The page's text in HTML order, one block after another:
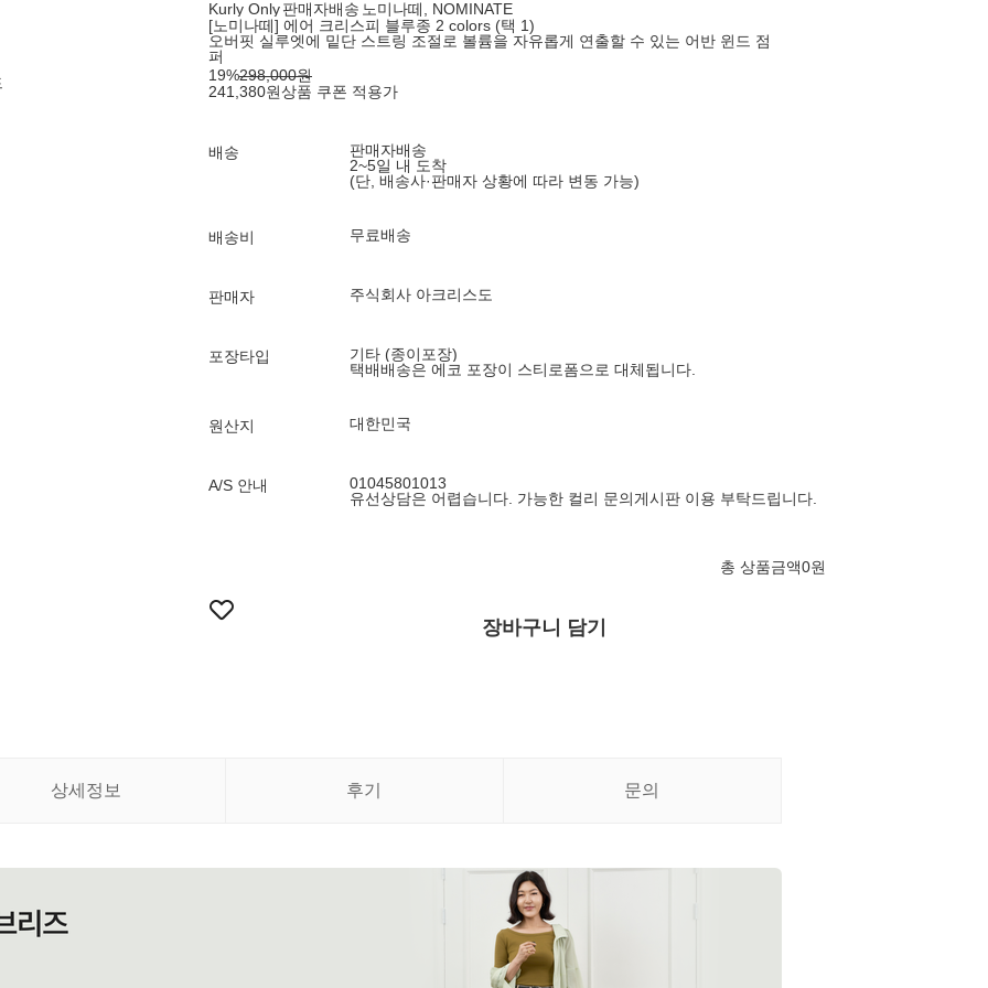
Kurly Only판매자배송 노미나떼, NOMINATE
[노미나떼] 에어 크리스피 블루종 2 colors (택 1)
오버핏 실루엣에 밑단 스트링 조절로 볼륨을 자유롭게 연출할 수 있는 어반 윈드 점
퍼
19%298,000원
241,380원상품 쿠폰 적용가
배송
판매자배송
2~5일 내 도착
(단, 배송사·판매자 상황에 따라 변동 가능)
배송비 무료배송
판매자 주식회사 아크리스도
포장타입
기타 (종이포장)
택배배송은 에코 포장이 스티로폼으로 대체됩니다.
원산지 대한민국
A/S 안내
01045801013
유선상담은 어렵습니다. 가능한 컬리 문의게시판 이용 부탁드립니다.
총 상품금액0원
장바구니 담기
상세정보 후기 문의